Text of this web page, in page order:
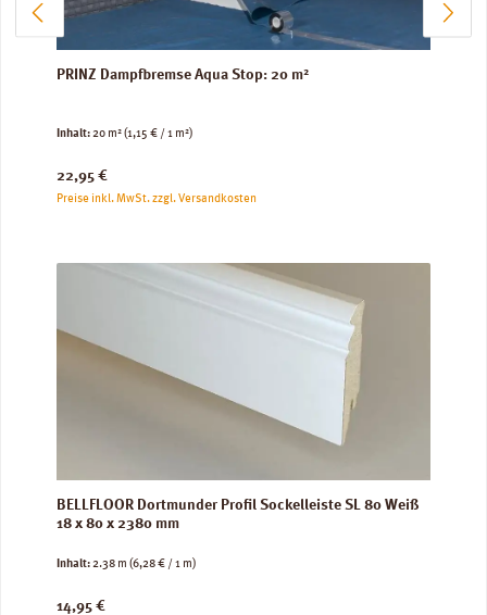
PRINZ Dampfbremse Aqua Stop: 20 m²
Inhalt:20 m²(1,15 € / 1 m²)
Regulärer Preis:
22,95 €
Preise inkl. MwSt. zzgl. Versandkosten
BELLFLOOR Dortmunder Profil Sockelleiste SL 80 Weiß
18 x 80 x 2380 mm
Inhalt:2.38 m (6,28 € / 1 m)
Regulärer Preis:
14,95 €